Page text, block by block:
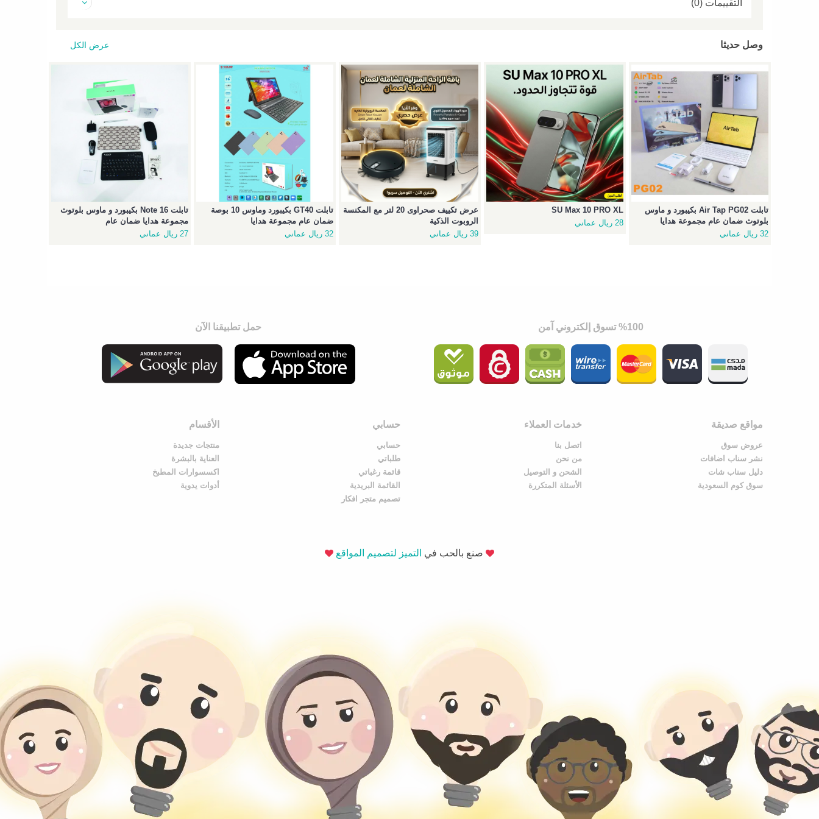
التقييمات (0)
وصل حديثا عرض الكل
تابلت Note 16 بكيبورد و ماوس بلوتوث
مجموعة هدايا ضمان عام
27 ريال عماني
تابلت GT40 بكيبورد وماوس 10 بوصة
ضمان عام مجموعة هدايا
32 ريال عماني
عرض تكييف صحراوى 20 لتر مع المكنسة
الروبوت الذكية
39 ريال عماني
SU Max 10 PRO XL
28 ريال عماني
تابلت Air Tap PG02 بكيبورد و ماوس
بلوتوث ضمان عام مجموعة هدايا
32 ريال عماني
%100 تسوق إلكتروني آمن حمل تطبيقنا الآن
مواقع صديقة
عروض سوق
نشر سناب اضافات
دليل سناب شات
سوق كوم السعودية
خدمات العملاء
اتصل بنا
من نحن
الشحن و التوصيل
الأسئلة المتكررة
حسابي
حسابي
طلباتي
قائمة رغباتي
القائمة البريدية
تصميم متجر افكار
الأقسام
منتجات جديدة
العناية بالبشرة
اكسسوارات المطبخ
أدوات يدوية
صنع بالحب في التميز لتصميم المواقع